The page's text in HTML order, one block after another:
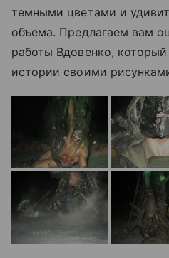
темными цветами и
объема. Предлагаем вам
работы Вдовенко,
истории своими